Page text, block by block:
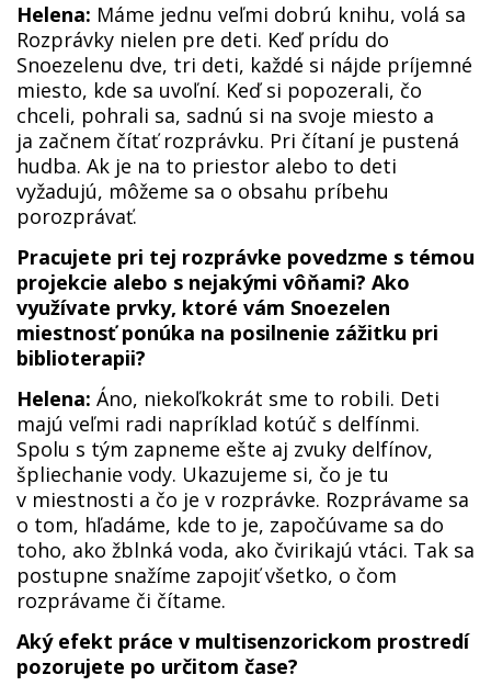
Helena: Máme jednu veľmi dobrú knihu, volá sa
Rozprávky nielen pre deti. Keď prídu do
Snoezelenu dve, tri deti, každé si nájde príjemné
miesto, kde sa uvoľní. Keď si popozerali, čo
chceli, pohrali sa, sadnú si na svoje miesto a
ja začnem čítať rozprávku. Pri čítaní je pustená
hudba. Ak je na to priestor alebo to deti
vyžadujú, môžeme sa o obsahu príbehu
porozprávať.
Pracujete pri tej rozprávke povedzme s témou
projekcie alebo s nejakými vôňami? Ako
využívate prvky, ktoré vám Snoezelen
miestnosť ponúka na posilnenie zážitku pri
biblioterapii?
Helena: Áno, niekoľkokrát sme to robili. Deti
majú veľmi radi napríklad kotúč s delfínmi.
Spolu s tým zapneme ešte aj zvuky delfínov,
špliechanie vody. Ukazujeme si, čo je tu
v miestnosti a čo je v rozprávke. Rozprávame sa
o tom, hľadáme, kde to je, započúvame sa do
toho, ako žblnká voda, ako čvirikajú vtáci. Tak sa
postupne snažíme zapojiť všetko, o čom
rozprávame či čítame.
Aký efekt práce v multisenzorickom prostredí
pozorujete po určitom čase?